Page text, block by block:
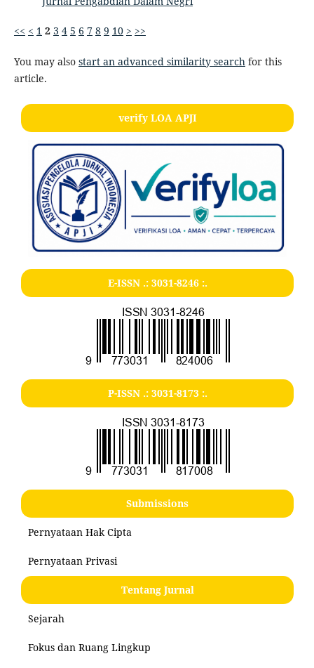
<< < 1 2 3 4 5 6 7 8 9 10 > >>
You may also start an advanced similarity search for this
article.
verify LOA APJI
E-ISSN .: 3031-8246:.
P-ISSN .: 3031-8173:.
Submissions
Pernyataan Hak Cipta
Pernyataan Privasi
Tentang Jurnal
Sejarah
Fokus dan Ruang Lingkup